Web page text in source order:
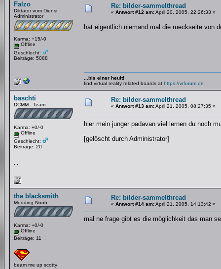
Falzo
Diktator vom Dienst
Administrator
Karma: +15/-0
Offline
Geschlecht:
Beiträge: 5088
Re: bilder-sammelthread
« Antwort #12 am:April 20, 2005, 22:26:33 »
hat eigentlich niemand mal die rueckseite von
...bis einer heult!
find virtual reality related boards at https://vrforum.de
baschti
DCMM - Team
Karma: +0/-0
Offline
Geschlecht:
Beiträge: 20
Re: bilder-sammelthread
« Antwort #13 am:April 21, 2005, 08:27:35 »
hier mein junger padavan viel lernen du noch
[gelöscht durch Administrator]
the blacksmith
Modding-Noob
Karma: +0/-0
Offline
Beiträge: 11
beam me up scotty
Re: bilder-sammelthread
« Antwort #14 am:April 21, 2005, 14:13:42 »
mal ne frage gibt es die möglichkeit das man